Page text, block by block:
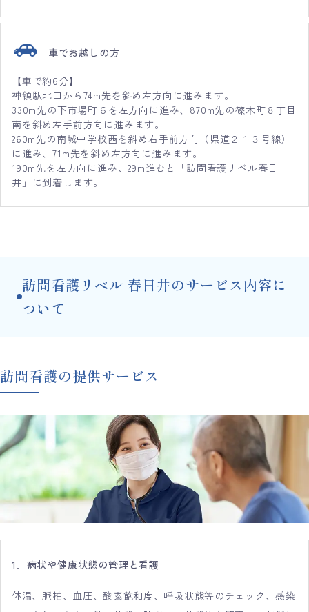
車でお越しの方
【車で約6分】
神領駅北口から74m先を斜め左方向に進みます。
330m先の下市場町６を左方向に進み、870m先の篠木町８丁目
南を斜め左手前方向に進みます。
260m先の南城中学校西を斜め右手前方向（県道２１３号線）
に進み、71m先を斜め左方向に進みます。
190m先を左方向に進み、29m進むと「訪問看護リベル春日
井」に到着します。
訪問看護リベル 春日井のサービス内容に
ついて
訪問看護の提供サービス
1．病状や健康状態の管理と看護
体温、脈拍、血圧、酸素飽和度、呼吸状態等のチェック、感染